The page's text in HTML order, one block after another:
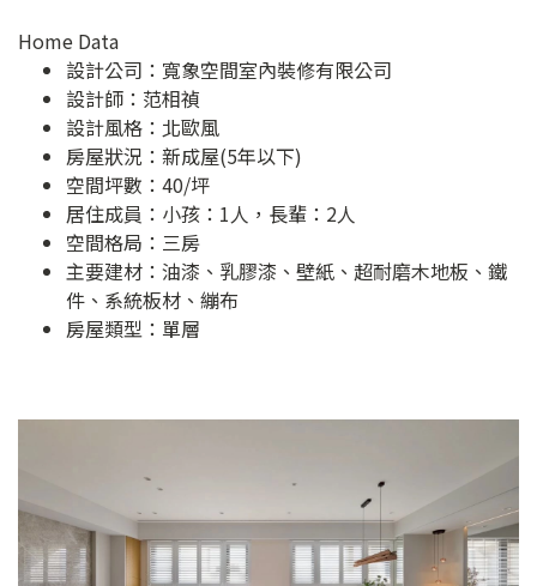
Home Data
設計公司： 寬象空間室內裝修有限公司
設計師：范相禎
設計風格：北歐風
房屋狀況：新成屋(5年以下)
空間坪數：40/坪
居住成員：小孩：1人，長輩：2人
空間格局：三房
主要建材：油漆、乳膠漆、壁紙、超耐磨木地板、鐵
件、系統板材、繃布
房屋類型：單層